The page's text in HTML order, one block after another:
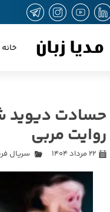
مدیا زبان خانه
حسادت دیوید
روایت مربی
۲۲ مرداد ۱۴۰۴ سریال